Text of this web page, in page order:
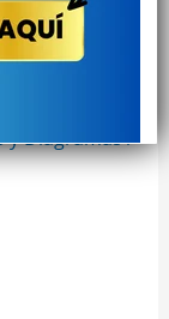
y Diagramas/